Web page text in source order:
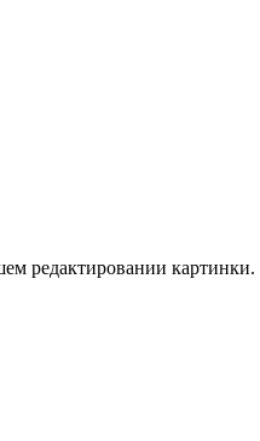
редактировании